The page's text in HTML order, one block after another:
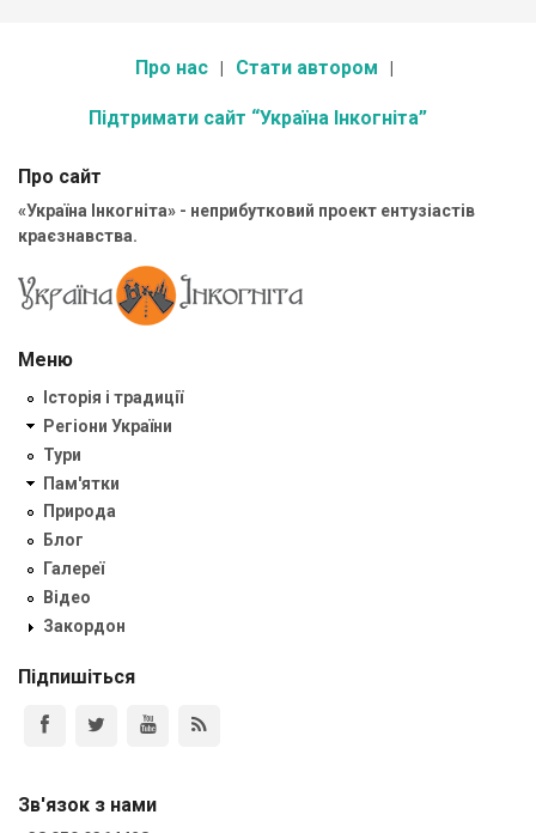
Про нас Стати автором
Підтримати сайт “Україна Інкогніта”
Про сайт
«Україна Інкогніта» - неприбутковий проект ентузіастів
краєзнавства.
Меню
Історія і традиції
Регіони України
Тури
Пам'ятки
Природа
Блог
Галереї
Відео
Закордон
Підпишіться
Зв'язок з нами